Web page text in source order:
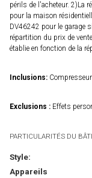
périls de l'acheteur. 2)La
pour la maison
DV46242 pour le garage
répartition du prix de
établie en fonction de la
Inclusions:
Exclusions : Effets
PARTICULARITÉS DU
Style:
Appareils